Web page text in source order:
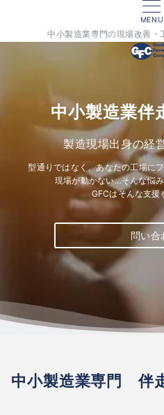
MENU
中小製造業専門の現場改善・
中小製造業
製造現場出身の経
型通りではなく、あなたの工場に
現場が動かない…そんな悩み
GFCはそんな支援
問い合
中小製造業専門 伴